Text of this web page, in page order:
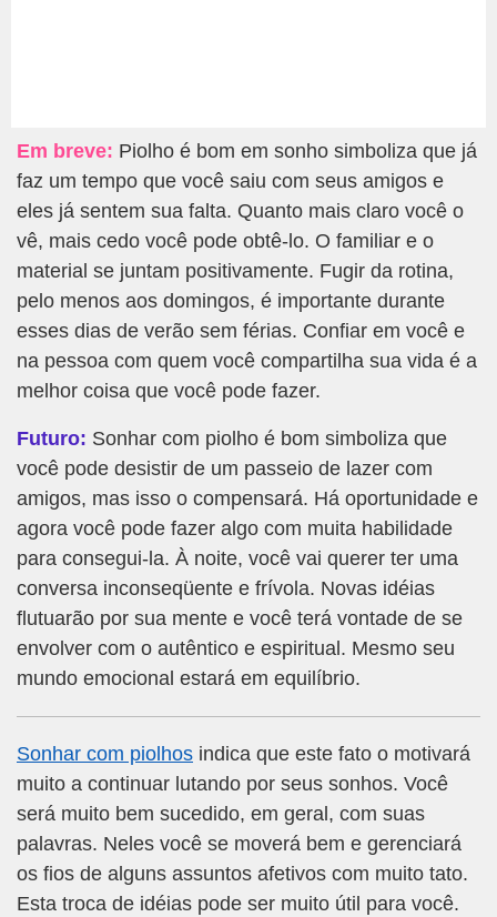
Em breve: Piolho é bom em sonho simboliza que já
faz um tempo que você saiu com seus amigos e
eles já sentem sua falta. Quanto mais claro você o
vê, mais cedo você pode obtê-lo. O familiar e o
material se juntam positivamente. Fugir da rotina,
pelo menos aos domingos, é importante durante
esses dias de verão sem férias. Confiar em você e
na pessoa com quem você compartilha sua vida é a
melhor coisa que você pode fazer.
Futuro: Sonhar com piolho é bom simboliza que
você pode desistir de um passeio de lazer com
amigos, mas isso o compensará. Há oportunidade e
agora você pode fazer algo com muita habilidade
para consegui-la. À noite, você vai querer ter uma
conversa inconseqüente e frívola. Novas idéias
flutuarão por sua mente e você terá vontade de se
envolver com o autêntico e espiritual. Mesmo seu
mundo emocional estará em equilíbrio.
Sonhar com piolhos indica que este fato o motivará
muito a continuar lutando por seus sonhos. Você
será muito bem sucedido, em geral, com suas
palavras. Neles você se moverá bem e gerenciará
os fios de alguns assuntos afetivos com muito tato.
Esta troca de idéias pode ser muito útil para você.